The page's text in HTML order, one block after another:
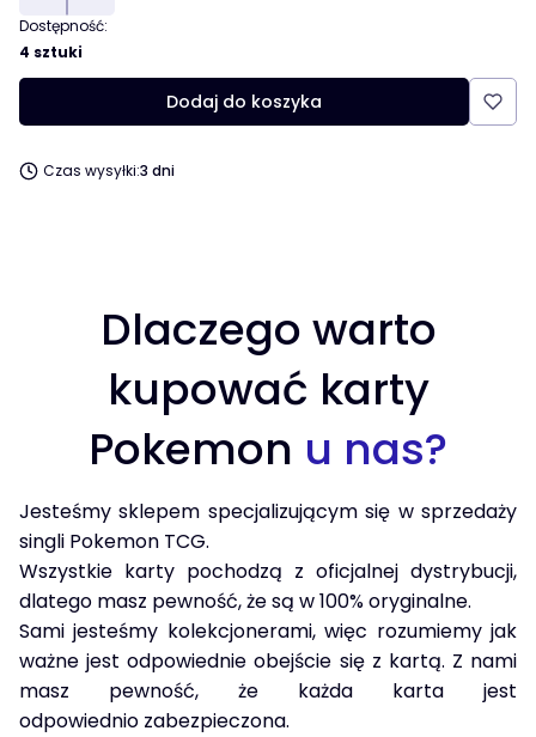
Dostępność:
4 sztuki
Dodaj do koszyka
Czas wysyłki:3 dni
Dlaczego warto
kupować karty
Pokemon u nas?
Jesteśmy sklepem specjalizującym się w sprzedaży
singli Pokemon TCG.
Wszystkie karty pochodzą z oficjalnej dystrybucji,
dlatego masz pewność, że są w 100% oryginalne.
Sami jesteśmy kolekcjonerami, więc rozumiemy jak
ważne jest odpowiednie obejście się z kartą. Z nami
masz pewność, że każda karta jest
odpowiednio zabezpieczona.